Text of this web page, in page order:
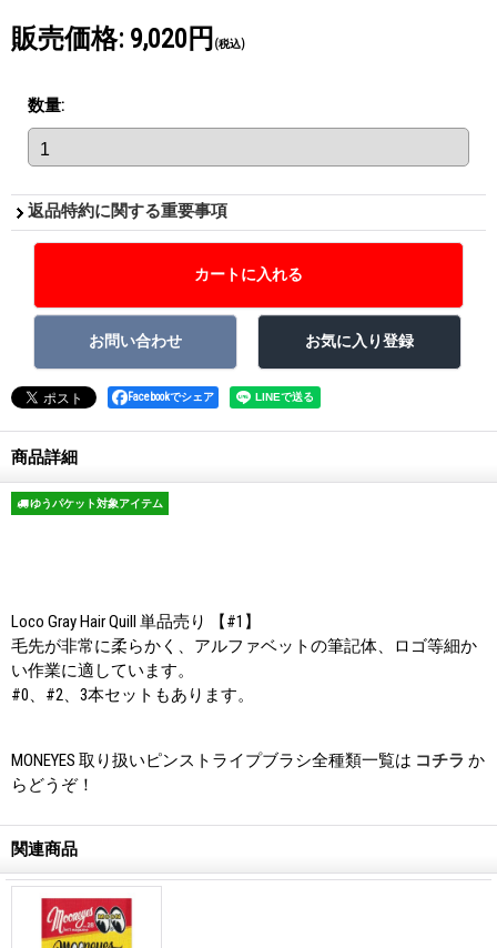
販売価格: 9,020円 (税込)
数量:
返品特約に関する重要事項
Facebookでシェア
商品詳細
ゆうパケット対象アイテム
Loco Gray Hair Quill 単品売り 【#1】
毛先が非常に柔らかく、アルファベットの筆記体、ロゴ等細か
い作業に適しています。
#0、#2、3本セットもあります。
MONEYES 取り扱いピンストライプブラシ全種類一覧は コチラ か
らどうぞ！
関連商品